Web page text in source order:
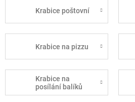
Krabice poštovní
Krabice na pizzu
Krabice na
posílání balíků